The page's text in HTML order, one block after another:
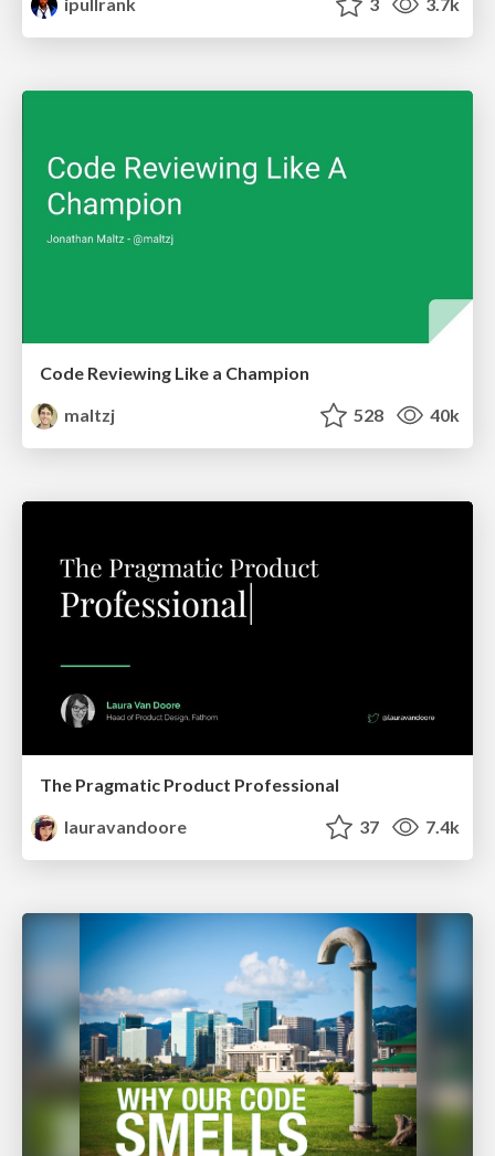
Code Reviewing Like a Champion
maltzj
528 40k
The Pragmatic Product Professional
lauravandoore
37 7.4k